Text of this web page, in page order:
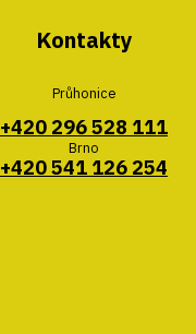
Kontakty
Průhonice
+420 296 528 111
Brno
+420 541 126 254